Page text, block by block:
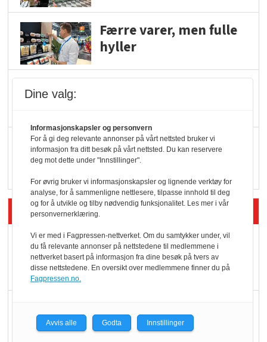
Færre varer, men fulle
hyller
Q passerte 1 milliard i
Rema i 2025
Siste artikler - Økologisk
Kolonihagens norske
yoghurt: Trues av
melkemangel
Økologisk Norge sin
Dine valg:
Informasjonskapsler og personvern
For å gi deg relevante annonser på vårt nettsted bruker vi
informasjon fra ditt besøk på vårt nettsted. Du kan reservere
deg mot dette under "Innstillinger".
For øvrig bruker vi informasjonskapsler og lignende verktøy for
analyse, for å sammenligne nettlesere, tilpasse innhold til deg
og for å utvikle og tilby nødvendig funksjonalitet. Les mer i vår
personvernerklæring.
Vi er med i Fagpressen-nettverket. Om du samtykker under, vil
du få relevante annonser på nettstedene til medlemmene i
nettverket basert på informasjon fra dine besøk på tvers av
disse nettstedene. En oversikt over medlemmene finner du på
Fagpressen.no.
Avvis alle Godta Innstillinger